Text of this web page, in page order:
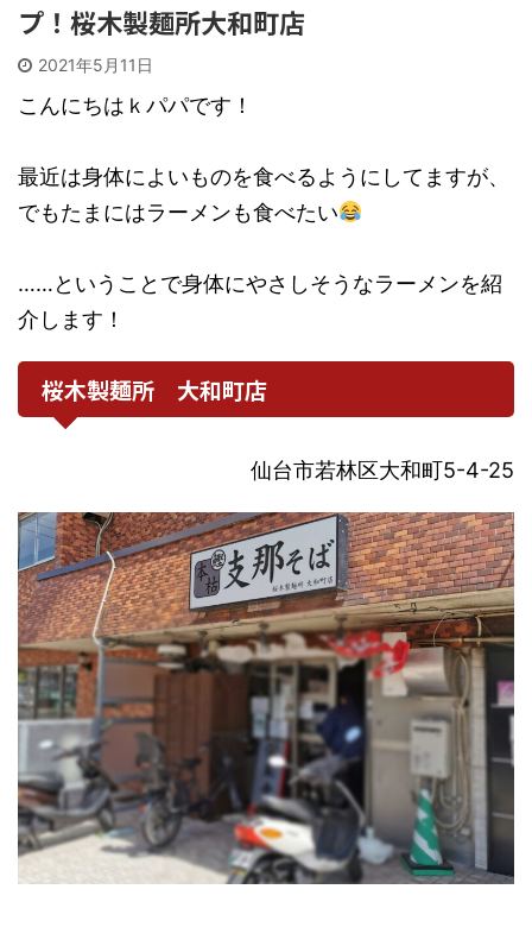
プ！桜木製麺所大和町店
2021年5月11日
こんにちはｋパパです！
最近は身体によいものを食べるようにしてますが、
でもたまにはラーメンも食べたい
……ということで身体にやさしそうなラーメンを紹
介します！
桜木製麺所 大和町店
仙台市若林区大和町5-4-25